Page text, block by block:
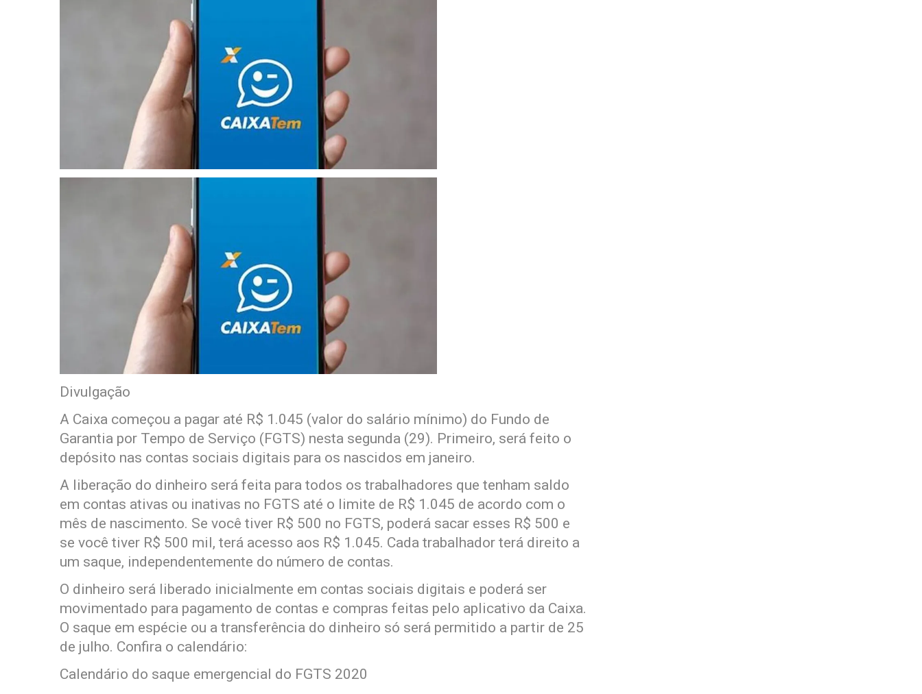
Divulgação
A Caixa começou a pagar até R$ 1.045 (valor do salário mínimo) do Fundo de
Garantia por Tempo de Serviço (FGTS) nesta segunda (29). Primeiro, será feito o
depósito nas contas sociais digitais para os nascidos em janeiro.
A liberação do dinheiro será feita para todos os trabalhadores que tenham saldo
em contas ativas ou inativas no FGTS até o limite de R$ 1.045 de acordo com o
mês de nascimento. Se você tiver R$ 500 no FGTS, poderá sacar esses R$ 500 e
se você tiver R$ 500 mil, terá acesso aos R$ 1.045. Cada trabalhador terá direito a
um saque, independentemente do número de contas.
O dinheiro será liberado inicialmente em contas sociais digitais e poderá ser
movimentado para pagamento de contas e compras feitas pelo aplicativo da Caixa.
O saque em espécie ou a transferência do dinheiro só será permitido a partir de 25
de julho. Confira o calendário:
Calendário do saque emergencial do FGTS 2020